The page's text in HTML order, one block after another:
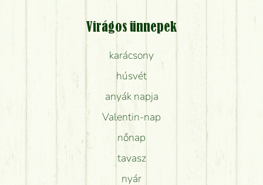
Virágos ünnepek
karácsony
húsvét
anyák napja
Valentin-nap
nőnap
tavasz
nyár